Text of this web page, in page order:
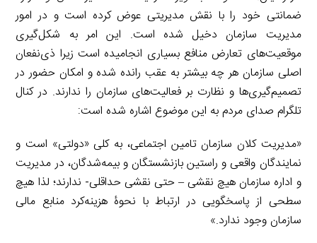
ضمانتی خود را با نقش مدیریتی عوض کرده است و در امور
مدیریت سازمان دخیل شده است. این امر به شکل‌گیری
موقعیت‌های تعارض منافع بسیاری انجامیده است زیرا ذی‌نفعان
اصلی سازمان هر چه بیشتر به عقب رانده شده و امکان حضور در
تصمیم‌گیری‌ها و نظارت بر فعالیت‌های سازمان را ندارند. در کنال
تلگرام صدای مردم به این موضوع اشاره شده است:
«مدیریت کلان سازمان تامین اجتماعی، به کلی «دولتی» است و
نمایندگان واقعی و راستین بازنشستگان و بیمه‌شدگان، در مدیریت
و اداره سازمان هیچ نقشی – حتی نقشی حداقلی- ندارند؛ لذا هیچ
سطحی از پاسخگویی در ارتباط با نحوۀ هزینه‌کرد منابع مالی
سازمان وجود ندارد.»